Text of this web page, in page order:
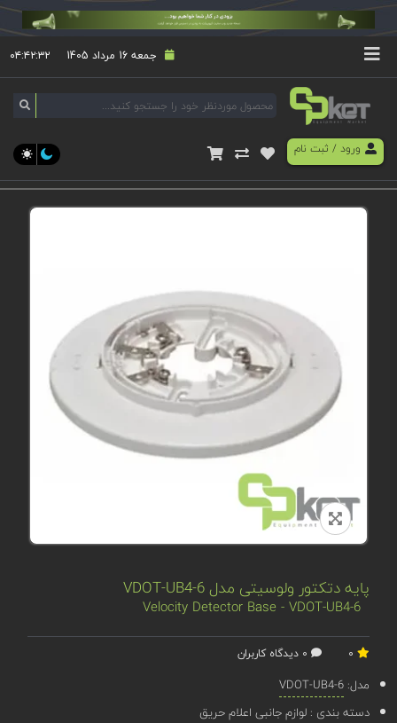
جمعه 16 مرداد 1405 ۰۴:۴۲:۳۲
ورود/ ثبت نام
پایه دتکتور ولوسیتی مدل VDOT-UB4-6
Velocity Detector Base - VDOT-UB4-6
مدل:VDOT-UB4-6
دسته بندی :لوازم جانبی اعلام حریق